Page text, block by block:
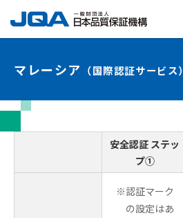
マレーシア （国際認証サービス）
安全認証 ステッ
プ①
※認証マーク
の設定はあ